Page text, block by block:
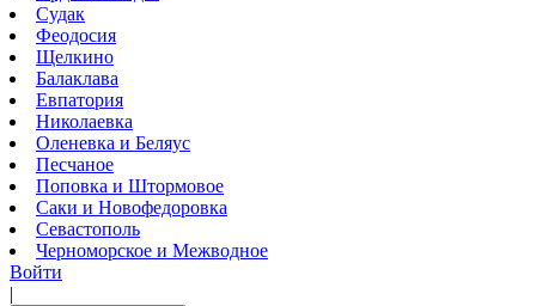
Судак
Феодосия
Щелкино
Балаклава
Евпатория
Николаевка
Оленевка и Беляус
Песчаное
Поповка и Штормовое
Саки и Новофедоровка
Севастополь
Черноморское и Межводное
Войти
|